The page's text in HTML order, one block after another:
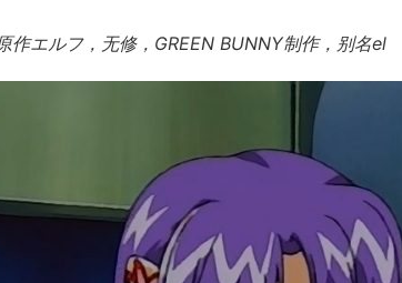
作エルフ，无修，GREEN BUNNY制作，别名el